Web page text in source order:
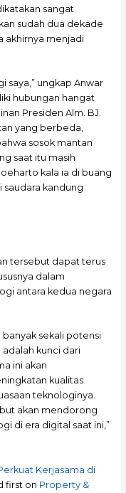
sangat
sudah dua dekade
akhirnya menjadi
saya,” ungkap Anwar
hubungan hangat
Presiden Alm. BJ.
yang berbeda,
sosok mantan
saat itu masih
kala ia di buang
kandung
tersebut dapat terus
dalam
antara kedua negara
sekali potensi
kunci dari
ini akan
kualitas
teknologinya.
akan mendorong
di era digital saat ini,”
Kerjasama di
first on Property &